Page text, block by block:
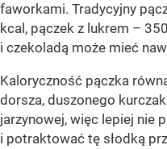
faworkami. Tradycyjny
kcal, pączek z lukrem –
i czekoladą może mieć
Kaloryczność pączka
dorsza, duszonego
jarzynowej, więc lepiej nie
i potraktować tę słodką